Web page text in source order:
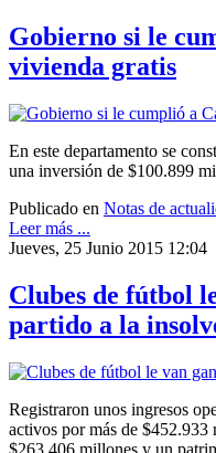
Gobierno si le
vivienda gratis
En este departamento se
una inversión de $100.899
Publicado en Notas de
Leer más ...
Jueves, 25 Junio 2015 12:04
Clubes de fútbol
partido a la
Registraron unos ingresos
activos por más de
$263.406 millones y un